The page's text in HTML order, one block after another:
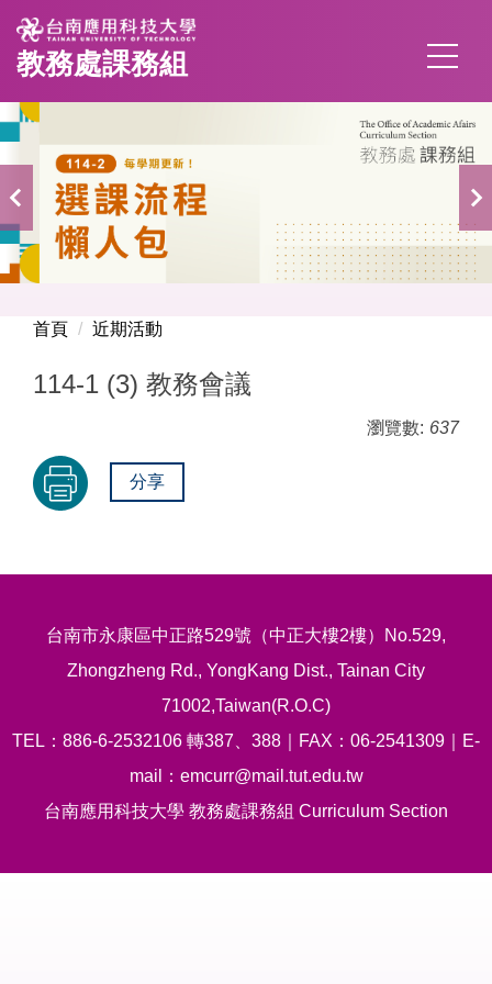
跳
到
主
內
教務處課務組
首頁 近期活動
114-1 (3) 教務會議
瀏覽數: 637
分享
台南市永康區中正路529號（中正大樓2樓）No.529,
Zhongzheng Rd., YongKang Dist., Tainan City
71002,Taiwan(R.O.C)
TEL：886-6-2532106 轉387、388｜FAX：06-2541309｜E-
mail：emcurr@mail.tut.edu.tw
台南應用科技大學 教務處課務組 Curriculum Section